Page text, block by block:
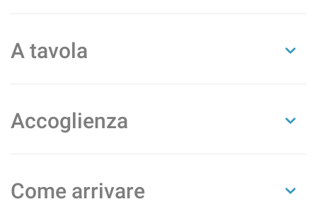
A tavola
Accoglienza
Come arrivare